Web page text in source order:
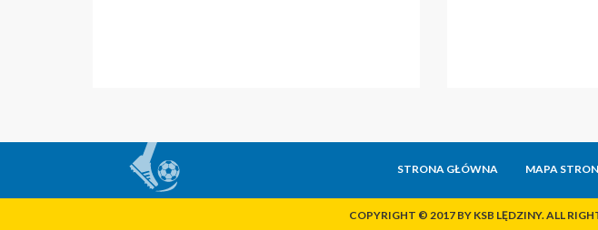
STRONA GŁÓWNA MAPA
COPYRIGHT © 2017 BY KSB LĘDZINY. ALL